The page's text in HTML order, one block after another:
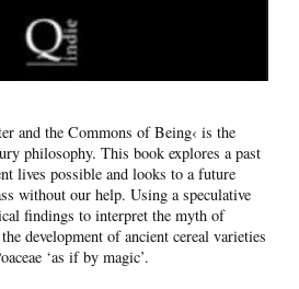
and the Commons of Being‹ is the
philosophy. This book explores a past
lives possible and looks to a future
without our help. Using a speculative
findings to interpret the myth of
development of ancient cereal varieties
‘as if by magic’.